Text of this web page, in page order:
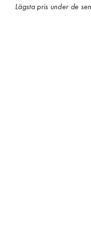
Lägsta pris under de